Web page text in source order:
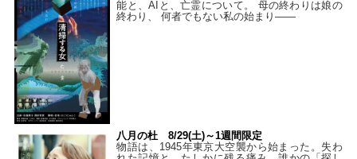
能と、AIと、亡霊について。 母の終わりは娘の
終わり、 何者でもない私の始まり――
八月の杜 8/29(土)～1週間限定
物語は、1945年東京大空襲から始まった。失わ